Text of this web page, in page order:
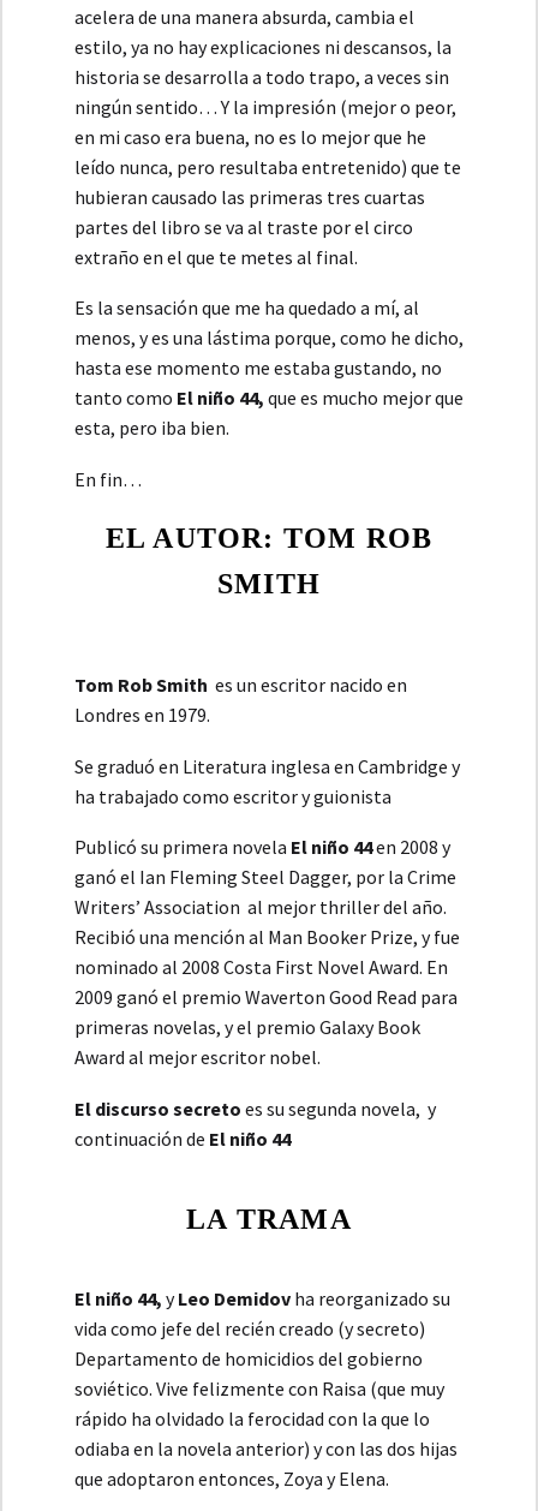
acelera de una manera absurda, cambia el
estilo, ya no hay explicaciones ni descansos, la
historia se desarrolla a todo trapo, a veces sin
ningún sentido… Y la impresión (mejor o peor,
en mi caso era buena, no es lo mejor que he
leído nunca, pero resultaba entretenido) que te
hubieran causado las primeras tres cuartas
partes del libro se va al traste por el circo
extraño en el que te metes al final.
Es la sensación que me ha quedado a mí, al
menos, y es una lástima porque, como he dicho,
hasta ese momento me estaba gustando, no
tanto como El niño 44, que es mucho mejor que
esta, pero iba bien.
En fin…
EL AUTOR: TOM ROB
SMITH
Tom Rob Smith es un escritor nacido en
Londres en 1979.
Se graduó en Literatura inglesa en Cambridge y
ha trabajado como escritor y guionista
Publicó su primera novela El niño 44en 2008 y
ganó el Ian Fleming Steel Dagger, por la Crime
Writers’ Association al mejor thriller del año.
Recibió una mención al Man Booker Prize, y fue
nominado al 2008 Costa First Novel Award. En
2009 ganó el premio Waverton Good Read para
primeras novelas, y el premio Galaxy Book
Award al mejor escritor nobel.
El discurso secreto es su segunda novela, y
continuación de El niño 44
LA TRAMA
El niño 44, yLeo Demidov ha reorganizado su
vida como jefe del recién creado (y secreto)
Departamento de homicidios del gobierno
soviético. Vive felizmente con Raisa (que muy
rápido ha olvidado la ferocidad con la que lo
odiaba en la novela anterior) y con las dos hijas
que adoptaron entonces, Zoya y Elena.